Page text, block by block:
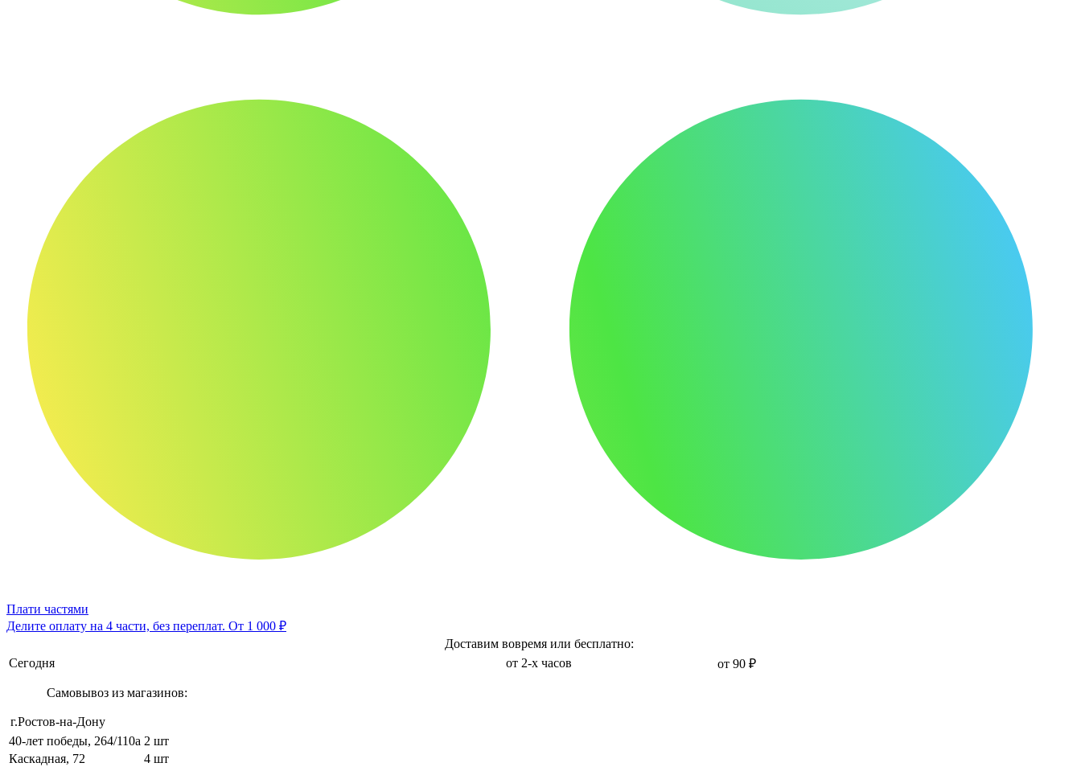
Плати частями
Делите оплату на 4 части, без переплат. От 1 000 ₽
Доставим вовремя или бесплатно:
Сегодня
от 2-х часов от 90 ₽
Самовывоз из магазинов:
г.Ростов-на-Дону
40-лет победы, 264/110а 2 шт
Каскадная, 72
4 шт